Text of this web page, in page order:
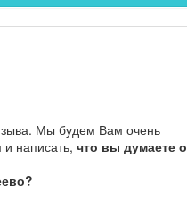
Мы будем Вам очень
написать, что вы думаете о